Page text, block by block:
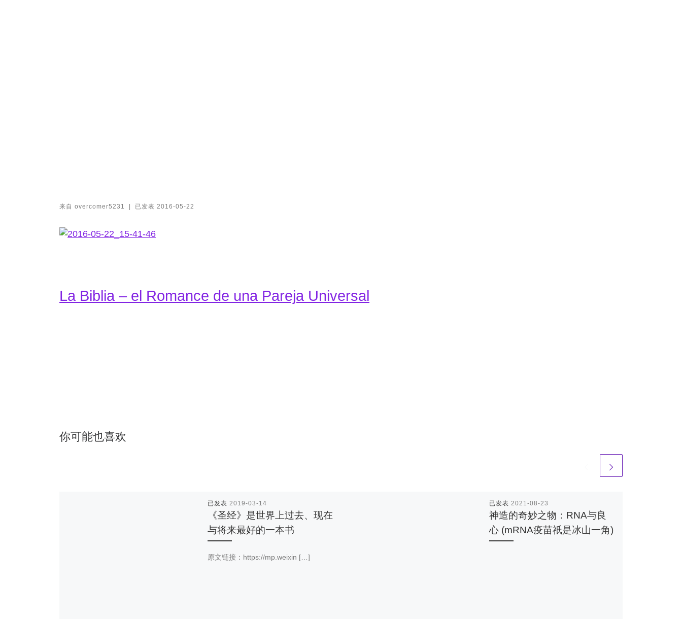
来自 overcomer5231 已发表 2016-05-22
La Biblia – el Romance de una Pareja Universal
你可能也喜欢
已发表 2019-03-14
《圣经》是世界上过去、现在
与将来最好的一本书
原文链接：https://mp.weixin […]
已发表 2021-08-23
神造的奇妙之物：RNA与良
心 (mRNA疫苗祇是冰山一角)